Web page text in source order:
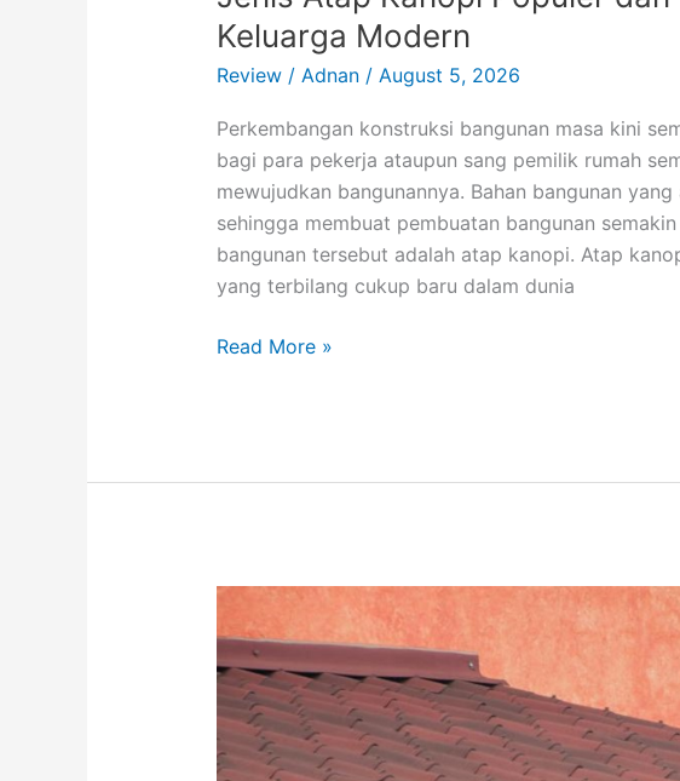
Keluarga Modern
Review/ Adnan / August 5, 2026
Perkembangan konstruksi bangunan masa kini
bagi para pekerja ataupun sang pemilik rumah
mewujudkan bangunannya. Bahan bangunan
sehingga membuat pembuatan bangunan
bangunan tersebut adalah atap kanopi. Atap
yang terbilang cukup baru dalam dunia
Jenis
Keluarga
Modern
Read More »